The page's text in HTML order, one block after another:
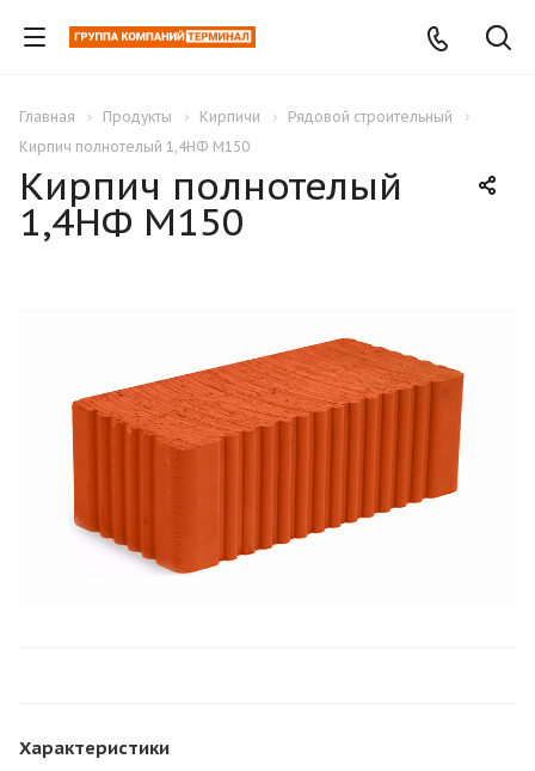
Главная Продукты Кирпичи
Рядовой строительный
Кирпич полнотелый 1,4НФ М150
Кирпич полнотелый
1,4НФ М150
Характеристики